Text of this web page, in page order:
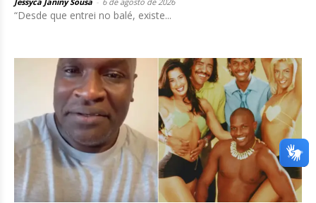
“Desde que entrei no balé, existe...